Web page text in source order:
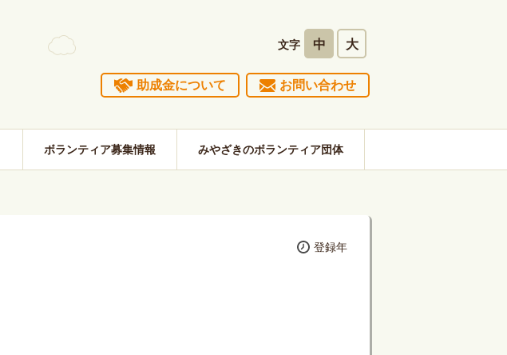
文字 中 大
お問い合わせ
助成金について
ボランティア募集情報 みやざきのボランティア団体
登録年